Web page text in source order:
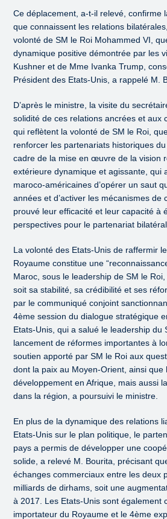
Ce déplacement, a-t-il relevé, confirme
que connaissent les relations
volonté de SM le Roi Mohammed VI,
dynamique positive démontrée par les
Kushner et de Mme Ivanka Trump,
Président des Etats-Unis, a rappelé M.
D’après le ministre, la visite du
solidité de ces relations ancrées et aux
qui reflètent la volonté de SM le Roi,
renforcer les partenariats historiques
cadre de la mise en œuvre de la vision
extérieure dynamique et agissante, qui
maroco-américaines d’opérer un saut
années et d’activer les mécanismes de
prouvé leur efficacité et leur capacité à
perspectives pour le partenariat
La volonté des Etats-Unis de raffermir
Royaume constitue une
Maroc, sous le leadership de SM le
soit sa stabilité, sa crédibilité et ses
par le communiqué conjoint
4ème session du dialogue stratégique
Etats-Unis, qui a salué le leadership du
lancement de réformes importantes à
soutien apporté par SM le Roi aux
dont la paix au Moyen-Orient, ainsi que
développement en Afrique, mais aussi
dans la région, a poursuivi le ministre.
En plus de la dynamique des relations
Etats-Unis sur le plan politique, le
pays a permis de développer une
solide, a relevé M. Bourita, précisant
échanges commerciaux entre les deux
milliards de dirhams, soit une
à 2017. Les Etats-Unis sont également
importateur du Royaume et le 4ème